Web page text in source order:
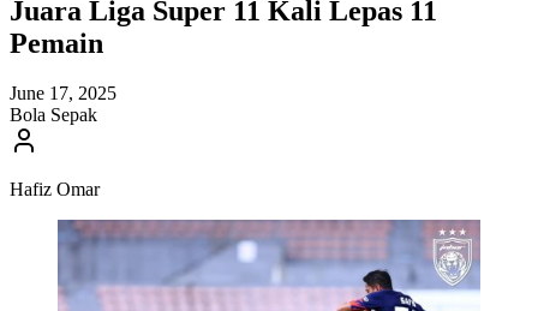
Juara Liga Super 11 Kali Lepas 11
Pemain
June 17, 2025
Bola Sepak
Hafiz Omar